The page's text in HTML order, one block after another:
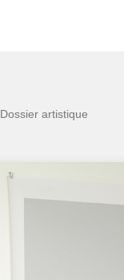
Dossier artistique